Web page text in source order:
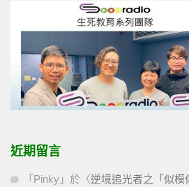
近期留言
「 Pinky 」於〈逆境追光者之「似模